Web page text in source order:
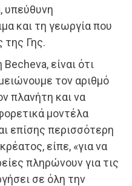
υπεύθυνη
και τη γεωργία που
της Γης.
είναι ότι
τον αριθμό
πλανήτη και να
μοντέλα
επίσης περισσότερη
είπε, «για να
πληρώνουν για τις
σε όλη την